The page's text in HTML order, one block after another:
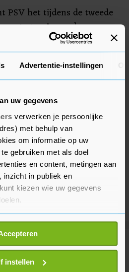
Advertentie-instellingen
uw gegevens
verwerken je persoonlijke
met behulp van
om informatie op uw
gebruiken met als doel
en content, metingen aan
inzicht in publiek en
kiezen wie uw gegevens
we ook graag:
over uw geografische
meter nauwkeurig kan zijn
door het actief te
instellen
PSV het tijdens de tweede
op tegen Arsenal.